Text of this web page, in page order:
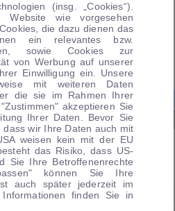
1 |14
(insg. „Cookies“).
wie vorgesehen
die dazu dienen das
ein relevantes bzw.
sowie Cookies zur
von Werbung auf unserer
Einwilligung ein. Unsere
mit weiteren Daten
die sie im Rahmen Ihrer
akzeptieren Sie
Ihrer Daten. Bevor Sie
wir Ihre Daten auch mit
weisen kein mit der EU
das Risiko, dass US-
Sie Ihre Betroffenenrechte
können Sie Ihre
auch später jederzeit im
finden Sie in